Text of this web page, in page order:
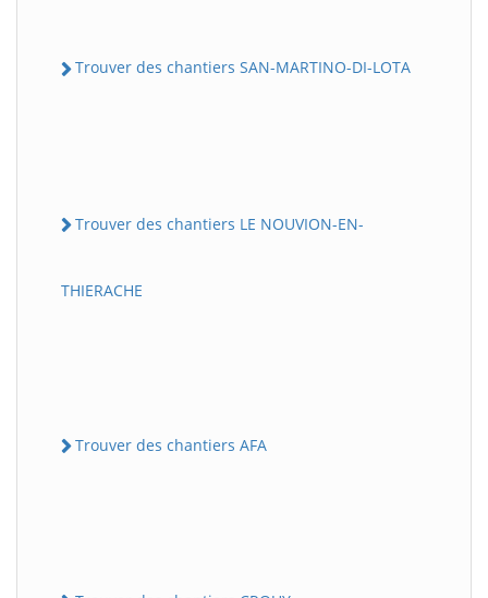
Trouver des chantiers SAN-MARTINO-DI-LOTA
Trouver des chantiers LE NOUVION-EN-
THIERACHE
Trouver des chantiers AFA